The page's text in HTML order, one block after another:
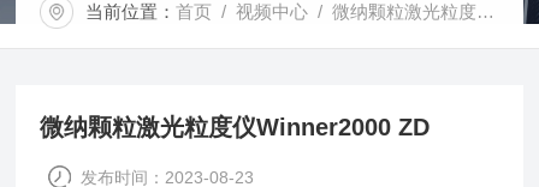
当前位置：首页 /视频中心 / 微纳颗粒激光粒度仪Winner2000 ZD
微纳颗粒激光粒度仪Winner2000 ZD
发布时间：2023-08-23